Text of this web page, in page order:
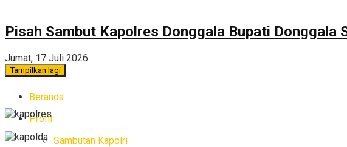
Pisah Sambut Kapolres Donggala Bupati Donggala
Jumat, 17 Juli 2026
Tampilkan lagi
Beranda
Profil
Sambutan Kapolri